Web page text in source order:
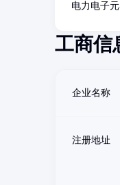
电力电子
工商信
企业名称
注册地址